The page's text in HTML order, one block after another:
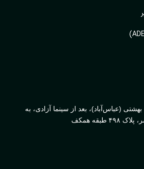
(عباس‌آباد)، بعد از سینما آزادی، به